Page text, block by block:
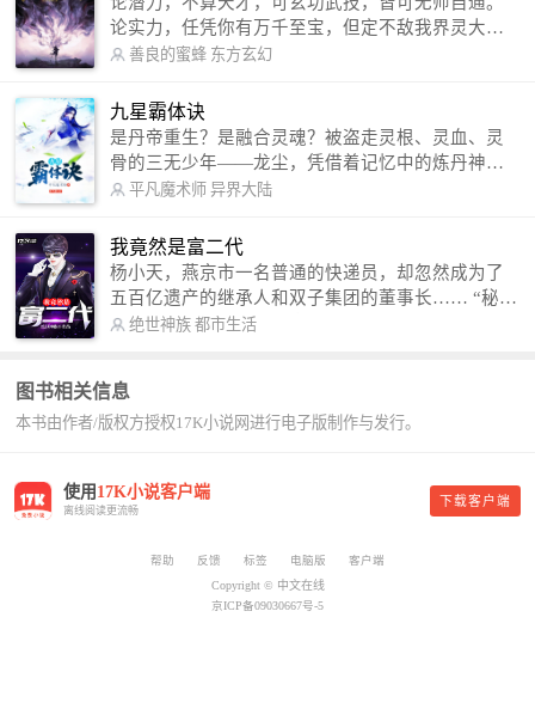
【VIP订阅群】 欢迎大家关注。
论实力，任凭你有万千至宝，但定不敌我界灵大
军。 我是谁？天下众生视我为修罗，却不知，我以
信公众号：善良的蜜蜂后援会）
善良的蜜蜂 东方玄幻
九星霸体诀
是丹帝重生？是融合灵魂？被盗走灵根、灵血、灵
骨的三无少年——龙尘，凭借着记忆中的炼丹神
术，修行神秘功法九星霸体诀，拨开重重迷雾，解
勾搭各色美女，镇压恶鬼邪神。 江湖传闻：龙
尘一到，地吼天啸。龙尘一出，鬼泣神哭。 本
故事纯属虚构，如有雷同，那就是真事儿，想要对
号入座，抓紧时间进群：487963015 微信公众号：
平凡魔术师,或者搜索：pingfanmoshushi1982,公众
平凡魔术师 异界大陆
我竟然是富二代
杨小天，燕京市一名普通的快递员，却忽然成为了
五百亿遗产的继承人和双子集团的董事长…… “秘
书，给我定制一套百亿富翁的吃喝住行标准！” “好
呢？” “回杨总，开车太堵，已经给你安排了直升
机。” 从此，开启杨小天的百亿富翁之旅，只有他不
绝世神族 都市生活
图书相关信息
本书由作者/版权方授权17K小说网进行电子版制作与发行。
使用 17K小说客户端
离线阅读更流畅
下载客户端
帮助 反馈 标签 电脑版
客户端
Copyright © 中文在线
京ICP备09030667号-5